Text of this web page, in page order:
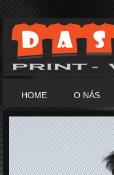
HOME O NÁS